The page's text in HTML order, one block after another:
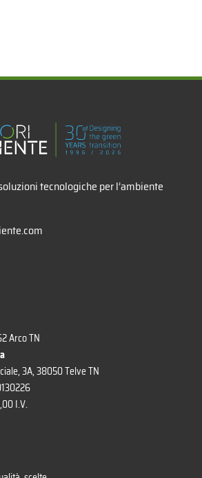
tecnologiche per l’ambiente
Arco TN
3A, 38050 Telve TN
I.V.